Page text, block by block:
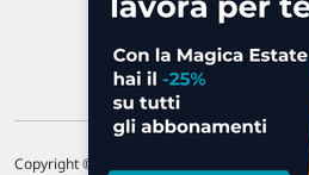
Contattaci
Copyright © 1996-2026 Traderlink Italia s.r.l.